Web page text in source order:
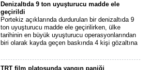
Denizaltıda 9 ton uyuşturucu madde ele
geçirildi
Portekiz açıklarında durdurulan bir denizaltıda 9
ton uyuşturucu madde ele geçirilirken, ülke
tarihinin en büyük uyuşturucu operasyonlarından
biri olarak kayda geçen baskında 4 kişi gözaltına
TRT film platosunda yangın paniği